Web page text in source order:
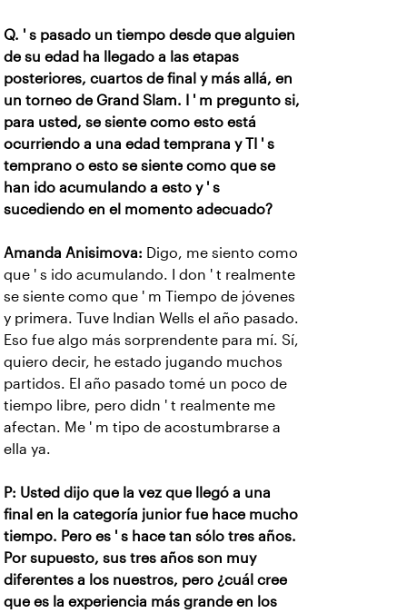
Q. ' s pasado un tiempo desde que alguien
de su edad ha llegado a las etapas
posteriores, cuartos de final y más allá, en
un torneo de Grand Slam. I ' m pregunto si,
para usted, se siente como esto está
ocurriendo a una edad temprana y TI ' s
temprano o esto se siente como que se
han ido acumulando a esto y ' s
sucediendo en el momento adecuado?
Amanda Anisimova: Digo, me siento como
que ' s ido acumulando. I don ' t realmente
se siente como que ' m Tiempo de jóvenes
y primera. Tuve Indian Wells el año pasado.
Eso fue algo más sorprendente para mí. Sí,
quiero decir, he estado jugando muchos
partidos. El año pasado tomé un poco de
tiempo libre, pero didn ' t realmente me
afectan. Me ' m tipo de acostumbrarse a
ella ya.
P: Usted dijo que la vez que llegó a una
final en la categoría junior fue hace mucho
tiempo. Pero es ' s hace tan sólo tres años.
Por supuesto, sus tres años son muy
diferentes a los nuestros, pero ¿cuál cree
que es la experiencia más grande en los